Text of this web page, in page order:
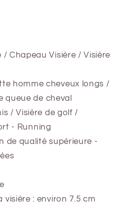
/ Chapeau Visière / Visière
homme cheveux longs /
queue de cheval
/ Visière de golf /
- Running
de qualité supérieure -
visière : environ 7.5 cm